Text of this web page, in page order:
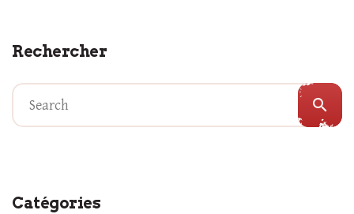
Rechercher
search
Catégories